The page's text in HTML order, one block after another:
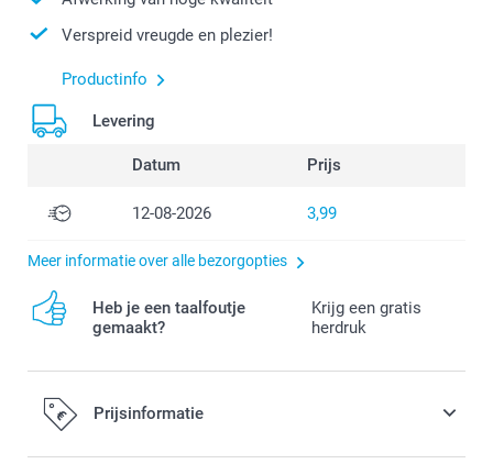
Verspreid vreugde en plezier!
Productinfo
Levering
Datum Prijs
12-08-2026 3,99
Meer informatie over alle bezorgopties
Heb je een taalfoutje
gemaakt?
Krijg een gratis
herdruk
Prijsinformatie